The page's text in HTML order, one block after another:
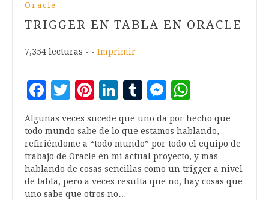
Oracle
TRIGGER EN TABLA EN ORACLE
7,354 lecturas - - Imprimir
Facebook
Twitter
Pinterest
LinkedIn
Tumblr
Messenger
Algunas veces sucede que uno da por hecho que
todo mundo sabe de lo que estamos hablando,
refiriéndome a “todo mundo” por todo el equipo de
trabajo de Oracle en mi actual proyecto, y mas
hablando de cosas sencillas como un trigger a nivel
de tabla, pero a veces resulta que no, hay cosas que
uno sabe que otros no…